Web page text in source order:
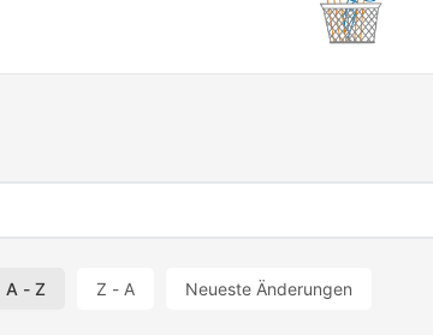
A - Z Z - A Neueste Änderungen